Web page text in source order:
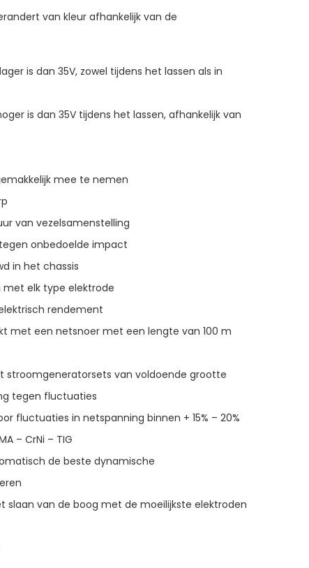
van kleur afhankelijk van de
is dan 35V, zowel tijdens het lassen als in
is dan 35V tijdens het lassen, afhankelijk van
mee te nemen
van vezelsamenstelling
onbedoelde impact
in het chassis
met elk type elektrode
rendement
met een netsnoer met een lengte van 100 m
stroomgeneratorsets van voldoende grootte
tegen fluctuaties
fluctuaties in netspanning binnen + 15% – 20%
– CrNi – TIG
de beste dynamische
slaan van de boog met de moeilijkste elektroden